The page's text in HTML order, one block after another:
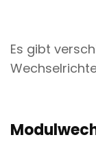
Es gibt